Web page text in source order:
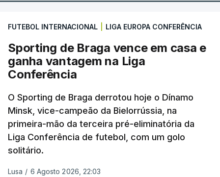
FUTEBOL INTERNACIONAL LIGA EUROPA CONFERÊNCIA
Sporting de Braga vence em casa e
ganha vantagem na Liga
Conferência
O Sporting de Braga derrotou hoje o Dínamo
Minsk, vice-campeão da Bielorrússia, na
primeira-mão da terceira pré-eliminatória da
Liga Conferência de futebol, com um golo
solitário.
Lusa / 6 Agosto 2026, 22:03